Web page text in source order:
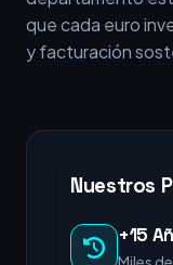
que cada euro
y facturación
Nuestros
+15